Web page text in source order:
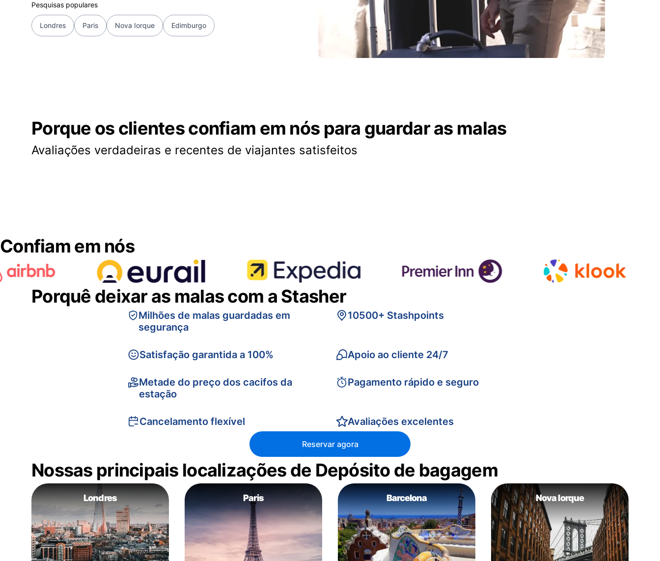
Pesquisas populares
Londres Paris Nova Iorque Edimburgo
Porque os clientes confiam em nós para guardar as malas
Avaliações verdadeiras e recentes de viajantes satisfeitos
Confiam em nós
Porquê deixar as malas com a Stasher
Milhões de malas guardadas em
segurança
Satisfação garantida a 100%
Metade do preço dos cacifos da
estação
Cancelamento flexível
10500+ Stashpoints
Apoio ao cliente 24/7
Pagamento rápido e seguro
Avaliações excelentes
Reservar agora
Nossas principais localizações de Depósito de bagagem
Londres Paris Barcelona Nova Iorque